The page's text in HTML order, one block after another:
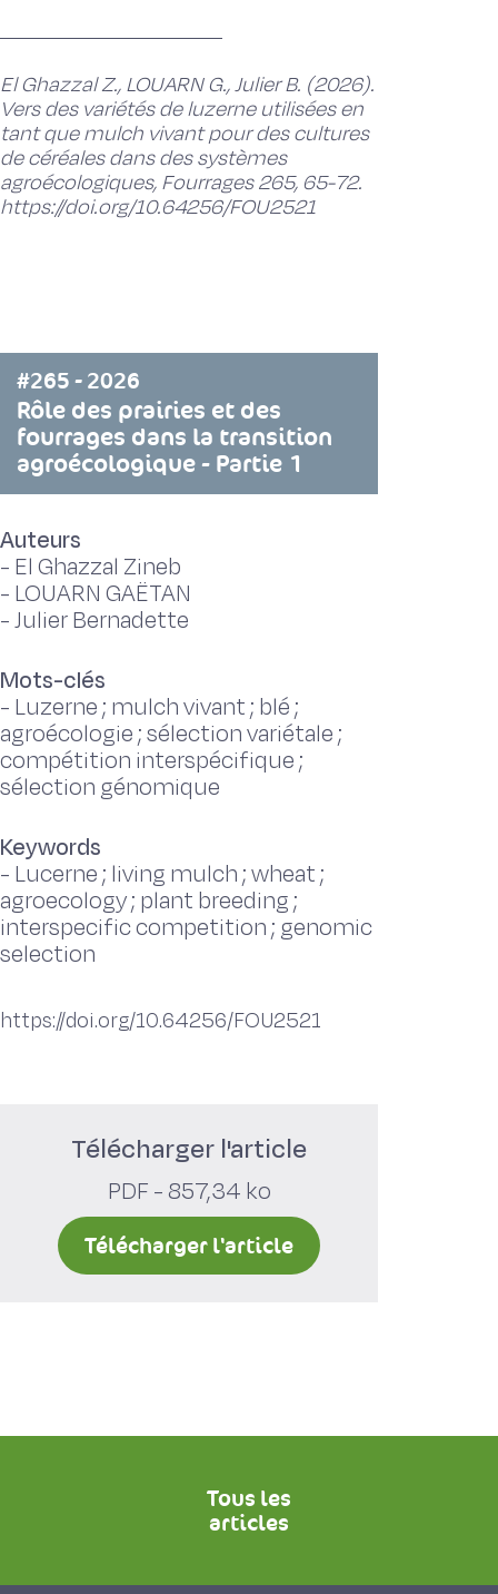
El Ghazzal Z., LOUARN G., Julier B. (2026).
Vers des variétés de luzerne utilisées en
tant que mulch vivant pour des cultures
de céréales dans des systèmes
agroécologiques, Fourrages 265, 65-72.
https://doi.org/10.64256/FOU2521
#265 - 2026
Rôle des prairies et des
fourrages dans la transition
agroécologique - Partie 1
Auteurs
- El Ghazzal Zineb
- LOUARN GAËTAN
-Julier Bernadette
Mots-clés
- Luzerne ; mulch vivant ; blé ;
agroécologie ; sélection variétale ;
compétition interspécifique ;
sélection génomique
Keywords
- Lucerne ; living mulch ; wheat ;
agroecology ; plant breeding ;
interspecific competition ; genomic
selection
https://doi.org/10.64256/FOU2521
Télécharger l'article
PDF - 857,34 ko
Télécharger l'article
Tous les
articles